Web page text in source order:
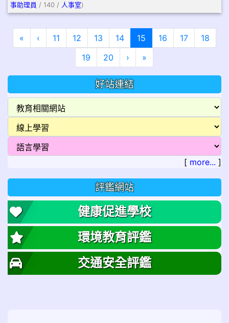
事助理員 / 140 / 人事室)
« 第一頁
‹ 上一頁
11 12 13 14 15 (目前頁次)
16 17
18
19
20 › 下一頁
»
好站連結
[ more... ]
評鑑網站
健康促進學校
環境教育評鑑
交通安全評鑑